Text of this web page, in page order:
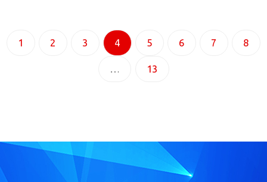
1 2 3 4 5 6 7 8
… 13